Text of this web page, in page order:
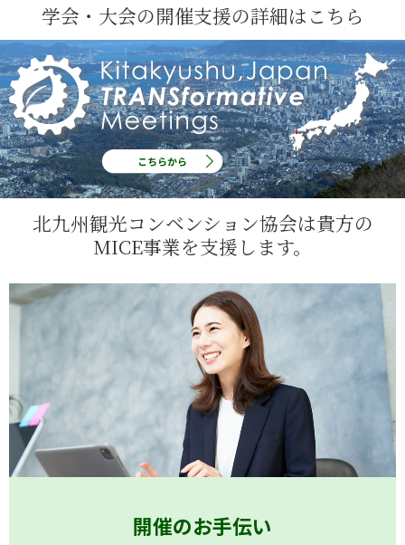
学会・大会の開催支援の詳細はこちら
北九州観光コンベンション協会は貴方の
MICE事業を支援します。
開催のお手伝い